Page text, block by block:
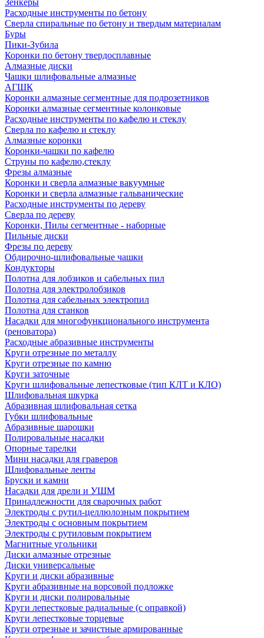
Зенкеры
Расходные инструменты по бетону
Сверла спиральные по бетону и твердым материалам
Буры
Пики-Зубила
Коронки по бетону твердосплавные
Алмазные диски
Чашки шлифовальные алмазные
АГШК
Коронки алмазные сегментные для подрозетников
Коронки алмазные сегментные колонковые
Расходные инструменты по кафелю и стеклу
Сверла по кафелю и стеклу
Алмазные коронки
Коронки-чашки по кафелю
Струны по кафелю,стеклу
Фрезы алмазные
Коронки и сверла алмазные вакуумные
Коронки и сверла алмазные гальванические
Расходные инструменты по дереву
Сверла по дереву
Коронки, Пилы сегментные - наборные
Пильные диски
Фрезы по дереву
Обдирочно-шлифовальные чашки
Кондукторы
Полотна для лобзиков и сабельных пил
Полотна для электролобзиков
Полотна для сабельных электропил
Полотна для станков
Насадки для многофункционального инструмента
(реноватора)
Расходные абразивные инструменты
Круги отрезные по металлу
Круги отрезные по камню
Круги заточные
Круги шлифовальные лепестковые (тип КЛТ и КЛО)
Шлифовальная шкурка
Абразивная шлифовальная сетка
Губки шлифовальные
Абразивные шарошки
Полировальные насадки
Опорные тарелки
Мини насадки для граверов
Шлифовальные ленты
Бруски и камни
Насадки для дрели и УШМ
Принадлежности для сварочных работ
Электроды с рутил-целлюлозным покрытием
Электроды с основным покрытием
Электроды с рутиловым покрытием
Магнитные угольники
Диски алмазные отрезные
Диски универсальные
Круги и диски абразивные
Круги абразивные на ворсовой подложке
Круги и диски полировальные
Круги лепестковые радиальные (с оправкой)
Круги лепестковые торцевые
Круги отрезные и зачистные армированные